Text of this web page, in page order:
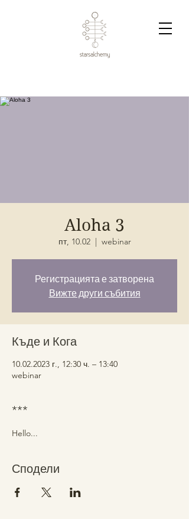
Aloha 3
пт, 10.02
  |
webinar
Регистрацията е затворена
Вижте други събития
Къде и Кога
10.02.2023 г., 12:30 ч. – 13:40
webinar
***
Hello...
Сподели